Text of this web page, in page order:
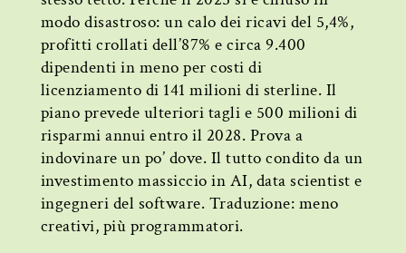
modo disastroso: un calo dei ricavi del 5,4%,
profitti crollati dell’87% e circa 9.400
dipendenti in meno per costi di
licenziamento di 141 milioni di sterline. Il
piano prevede ulteriori tagli e 500 milioni di
risparmi annui entro il 2028. Prova a
indovinare un po’ dove. Il tutto condito da un
investimento massiccio in AI, data scientist e
ingegneri del software. Traduzione: meno
creativi, più programmatori.